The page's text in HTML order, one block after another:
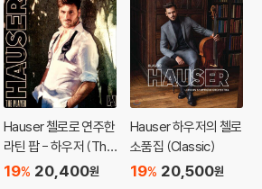
Hauser 첼로로 연주한
라틴 팝 - 하우저 (The
Player)20,400원
19%
Hauser 하우저의 첼로
소품집 (Classic)
20,500원
19%